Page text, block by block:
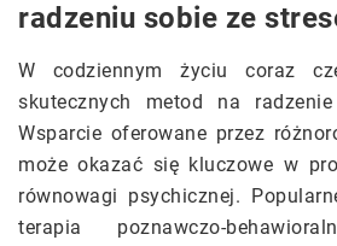
radzeniu sobie ze
W codziennym życiu coraz
skutecznych metod na
Wsparcie oferowane przez
może okazać się kluczowe w
równowagi psychicznej.
terapia poznawczo-